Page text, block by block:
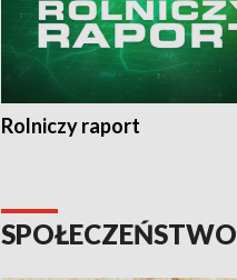
Rolniczy raport
SPOŁECZEŃSTWO